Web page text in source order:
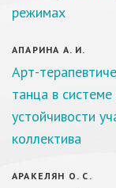
режимах
АПАРИНА А. И.
Арт-
танца в
устойчивости
коллектива
АРАКЕЛЯН О. С.